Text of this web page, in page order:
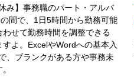
み】事務職のパート・アルバ
間で、1日5時間から勤務可能
せて勤務時間を調整できる
よ。ExcelやWordへの基本入
、ブランクがある方や事務未